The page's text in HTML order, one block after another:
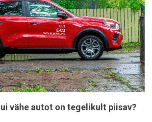
vähe autot on tegelikult piisav?